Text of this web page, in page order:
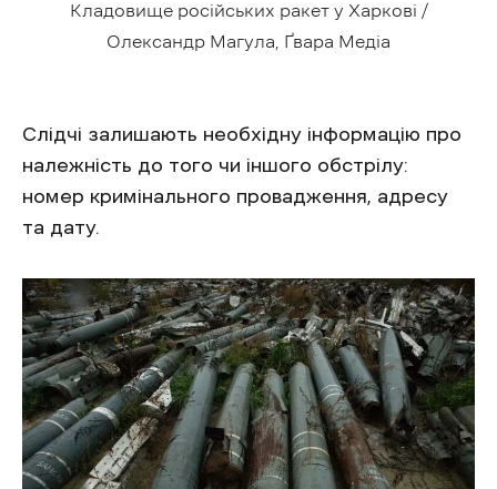
Кладовище російських ракет у Харкові /
Олександр Магула, Ґвара Медіа
Слідчі залишають необхідну інформацію про
належність до того чи іншого обстрілу:
номер кримінального провадження, адресу
та дату.